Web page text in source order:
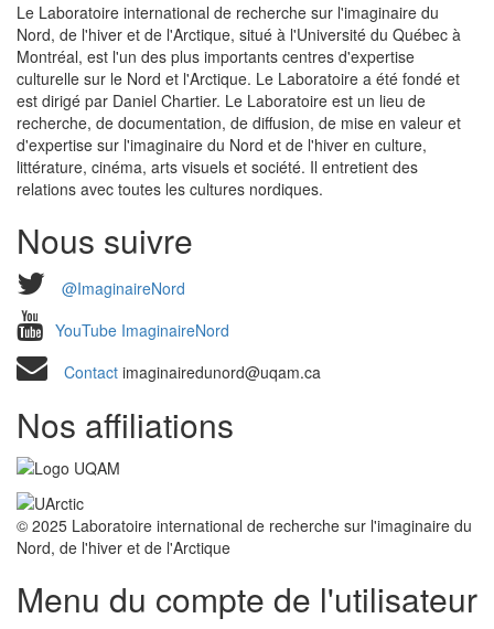
Le Laboratoire international de recherche sur l'imaginaire du
Nord, de l'hiver et de l'Arctique, situé à l'Université du Québec à
Montréal, est l'un des plus importants centres d'expertise
culturelle sur le Nord et l'Arctique. Le Laboratoire a été fondé et
est dirigé par Daniel Chartier. Le Laboratoire est un lieu de
recherche, de documentation, de diffusion, de mise en valeur et
d'expertise sur l'imaginaire du Nord et de l'hiver en culture,
littérature, cinéma, arts visuels et société. Il entretient des
relations avec toutes les cultures nordiques.
Nous suivre
@ImaginaireNord
YouTube ImaginaireNord
Contact imaginairedunord@uqam.ca
Nos affiliations
© 2025 Laboratoire international de recherche sur l'imaginaire du
Nord, de l'hiver et de l'Arctique
Menu du compte de l'utilisateur